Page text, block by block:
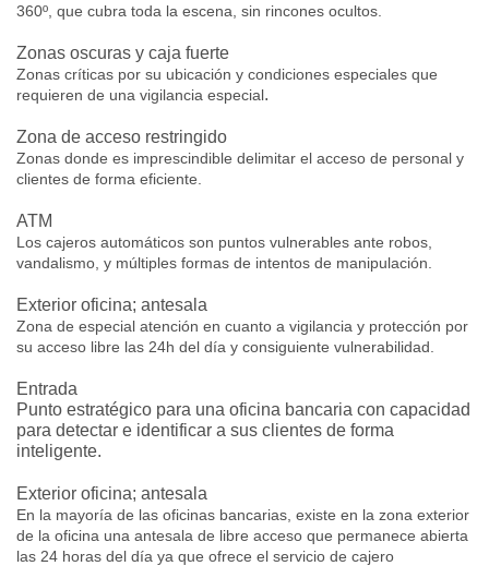
360º, que cubra toda la escena, sin rincones ocultos.
Zonas oscuras y caja fuerte
Zonas críticas por su ubicación y condiciones especiales que
requieren de una vigilancia especial.
Zona de acceso restringido
Zonas donde es imprescindible delimitar el acceso de personal y
clientes de forma eficiente.
ATM
Los cajeros automáticos son puntos vulnerables ante robos,
vandalismo, y múltiples formas de intentos de manipulación.
Exterior oficina; antesala
Zona de especial atención en cuanto a vigilancia y protección por
su acceso libre las 24h del día y consiguiente vulnerabilidad.
Entrada
Punto estratégico para una oficina bancaria con capacidad
para detectar e identificar a sus clientes de forma
inteligente.
Exterior oficina; antesala
En la mayoría de las oficinas bancarias, existe en la zona exterior
de la oficina una antesala de libre acceso que permanece abierta
las 24 horas del día ya que ofrece el servicio de cajero